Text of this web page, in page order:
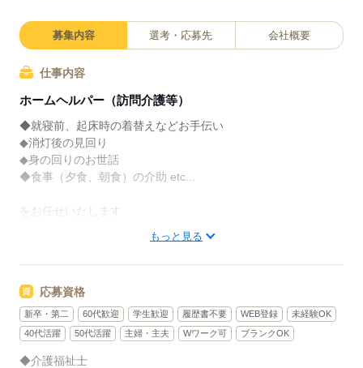
募集内容 選考・応募先 会社概要
仕事内容
ホームヘルパー（訪問介護等）
◆就寝前、起床時の着替えなどお手伝い
◆消灯後の見回り
◆身の回りのお世話
◆食事（夕食、朝食）の介助 etc...
をお任せいたします
利用者さんが安心してお休みになれるよう
生活をサポートしていただきます。
＼事前に職場見学OK！！／
職場の雰囲気を見学して、
自分に合うかどうか確認したうえで
もっと見る
応募資格
新卒・第二 60代歓迎 学生歓迎 履歴書不要 WEB登録
未経験OK
40代活躍
50代活躍 主婦・主夫 Wワーク可 ブランクOK
◆介護福祉士